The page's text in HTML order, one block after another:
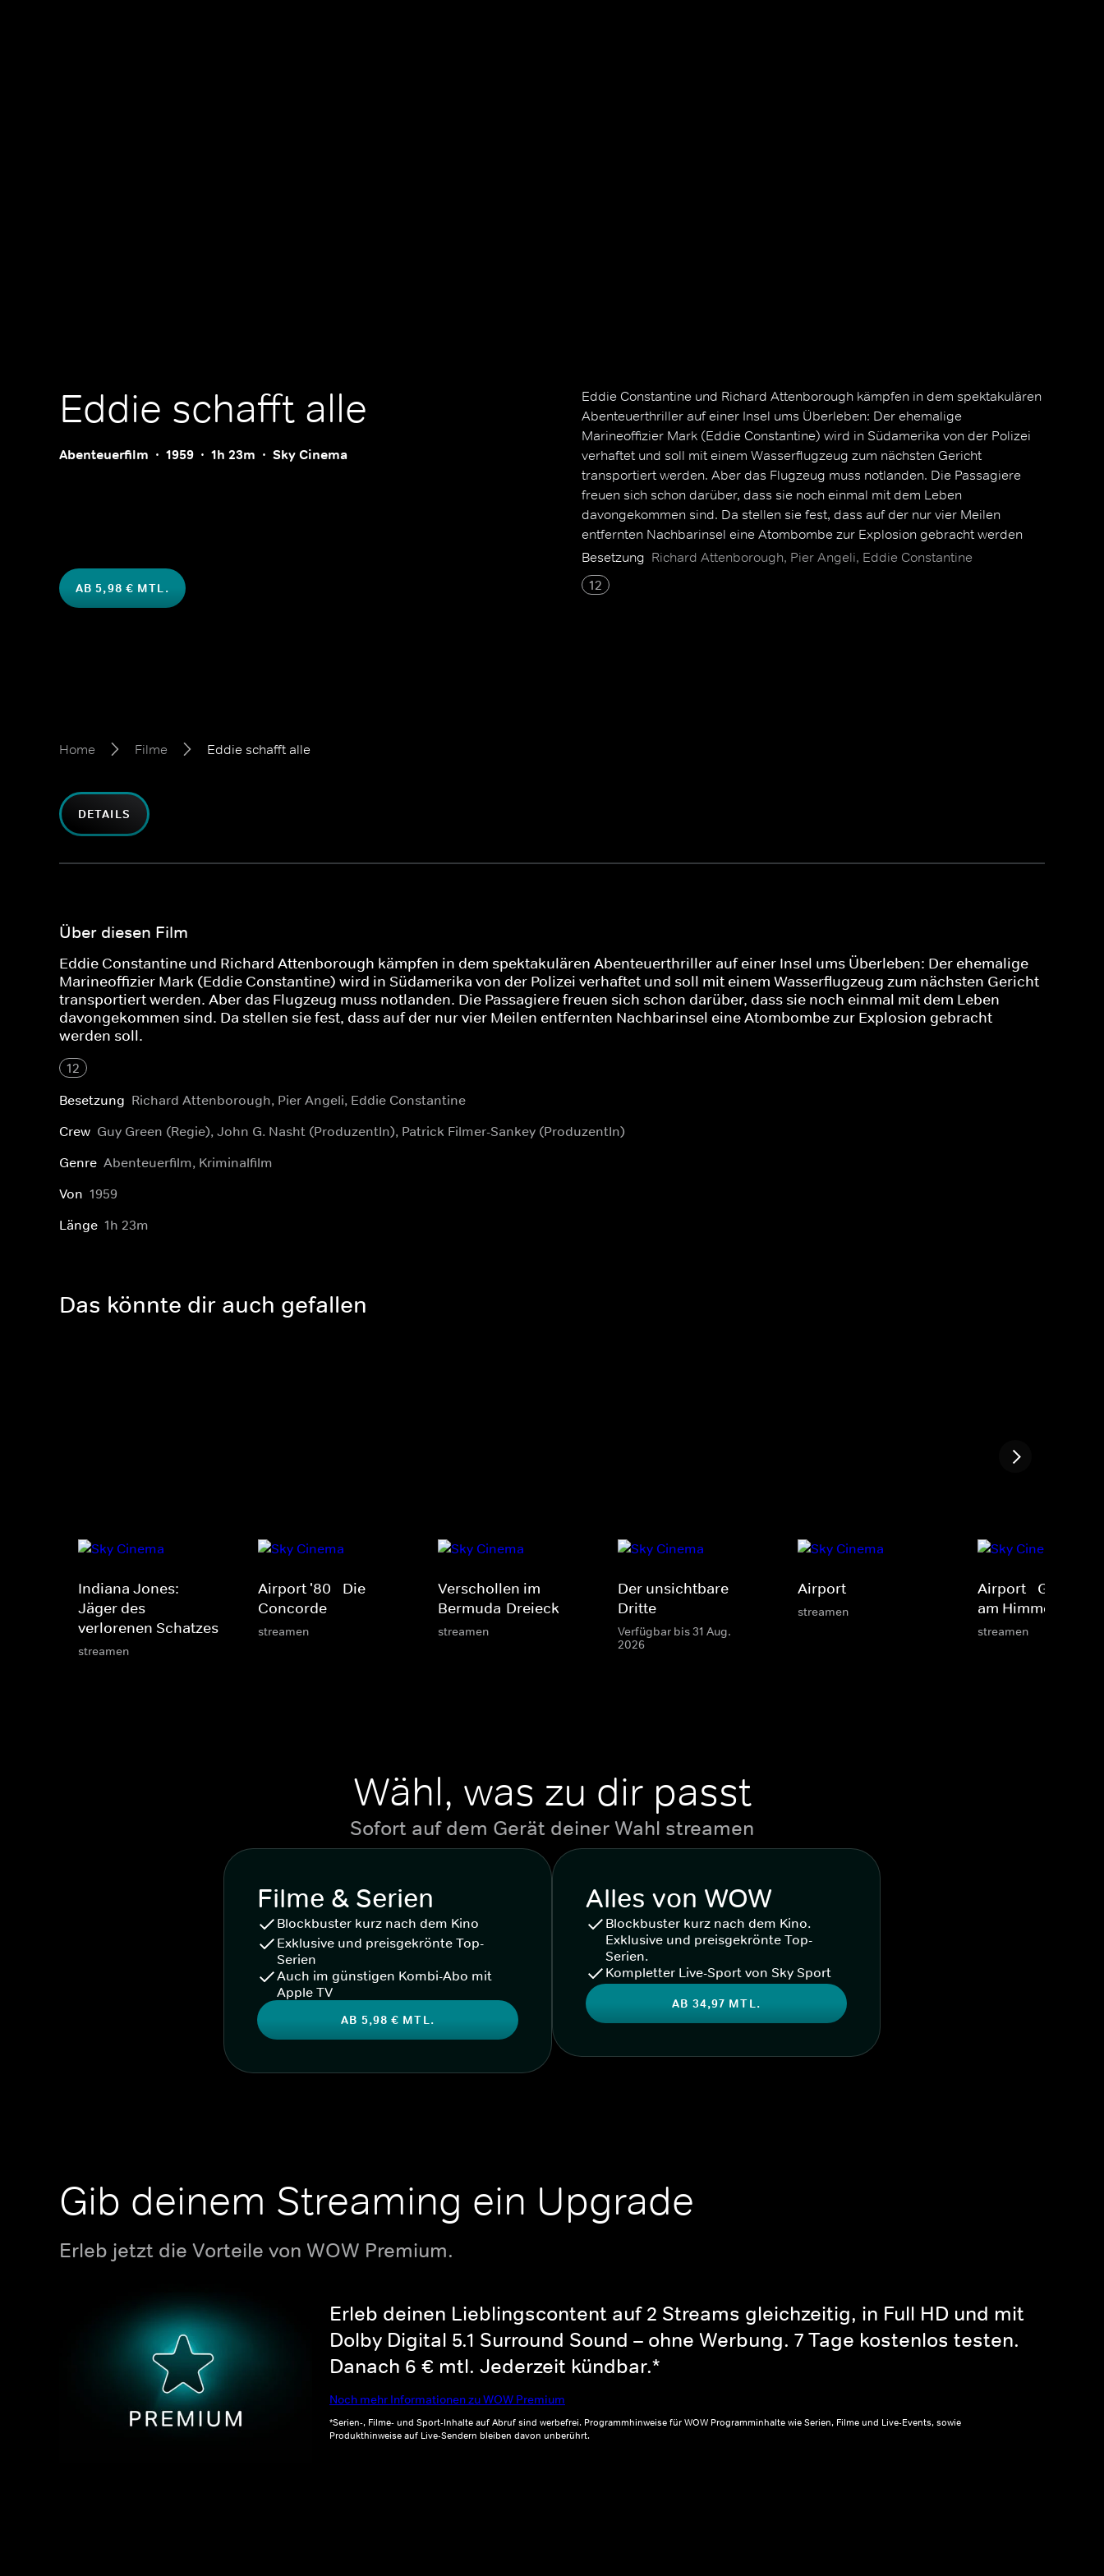
Eddie schafft alle
Abenteuerfilm 1959 1h 23m Sky Cinema
AB 5,98 € MTL.
Eddie Constantine und Richard Attenborough kämpfen in dem spektakulären
Abenteuerthriller auf einer Insel ums Überleben: Der ehemalige
Marineoffizier Mark (Eddie Constantine) wird in Südamerika von der Polizei
verhaftet und soll mit einem Wasserflugzeug zum nächsten Gericht
transportiert werden. Aber das Flugzeug muss notlanden. Die Passagiere
freuen sich schon darüber, dass sie noch einmal mit dem Leben
davongekommen sind. Da stellen sie fest, dass auf der nur vier Meilen
entfernten Nachbarinsel eine Atombombe zur Explosion gebracht werden
soll.
Besetzung Richard Attenborough, Pier Angeli, Eddie Constantine
12
Home Filme Eddie schafft alle
DETAILS
Über diesen Film
Eddie Constantine und Richard Attenborough kämpfen in dem spektakulären Abenteuerthriller auf einer Insel ums Überleben: Der ehemalige
Marineoffizier Mark (Eddie Constantine) wird in Südamerika von der Polizei verhaftet und soll mit einem Wasserflugzeug zum nächsten Gericht
transportiert werden. Aber das Flugzeug muss notlanden. Die Passagiere freuen sich schon darüber, dass sie noch einmal mit dem Leben
davongekommen sind. Da stellen sie fest, dass auf der nur vier Meilen entfernten Nachbarinsel eine Atombombe zur Explosion gebracht
werden soll.
12
Besetzung Richard Attenborough, Pier Angeli, Eddie Constantine
Crew Guy Green (Regie), John G. Nasht (ProduzentIn), Patrick Filmer-Sankey (ProduzentIn)
Genre Abenteuerfilm, Kriminalfilm
Von 1959
Länge 1h 23m
Das könnte dir auch gefallen
Indiana Jones:
Jäger des
verlorenen Schatzes
streamen
Airport '80 - Die
Concorde
streamen
Verschollen im
Bermuda-Dreieck
streamen
Der unsichtbare
Dritte
Verfügbar bis 31 Aug.
2026
Airport
streamen
Airport - Giganten
am Himmel
streamen
Wähl, was zu dir passt
Sofort auf dem Gerät deiner Wahl streamen
Filme & Serien
Blockbuster kurz nach dem Kino
Exklusive und preisgekrönte Top-
Serien
Auch im günstigen Kombi-Abo mit
Apple TV
AB 5,98 € MTL.
Alles von WOW
Blockbuster kurz nach dem Kino.
Exklusive und preisgekrönte Top-
Serien.
Kompletter Live-Sport von Sky Sport
AB 34,97 MTL.
Gib deinem Streaming ein Upgrade
Erleb jetzt die Vorteile von WOW Premium.
Erleb deinen Lieblingscontent auf 2 Streams gleichzeitig, in Full HD und mit
Dolby Digital 5.1 Surround Sound – ohne Werbung. 7 Tage kostenlos testen.
Danach 6 € mtl. Jederzeit kündbar.*
Noch mehr Informationen zu WOW Premium
*Serien-, Filme- und Sport-Inhalte auf Abruf sind werbefrei. Programmhinweise für WOW Programminhalte wie Serien, Filme und Live-Events, sowie
Produkthinweise auf Live-Sendern bleiben davon unberührt.